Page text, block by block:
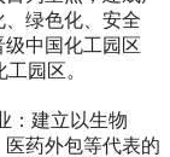
绿色化、安全
中国化工园区
园区。
：建立以生物
药外包等代表的